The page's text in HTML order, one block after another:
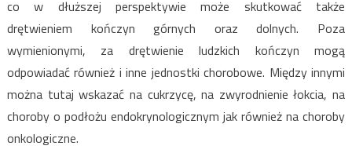
co w dłuższej perspektywie może skutkować także
drętwieniem kończyn górnych oraz dolnych. Poza
wymienionymi, za drętwienie ludzkich kończyn mogą
odpowiadać również i inne jednostki chorobowe. Między innymi
można tutaj wskazać na cukrzycę, na zwyrodnienie łokcia, na
choroby o podłożu endokrynologicznym jak również na choroby
onkologiczne.